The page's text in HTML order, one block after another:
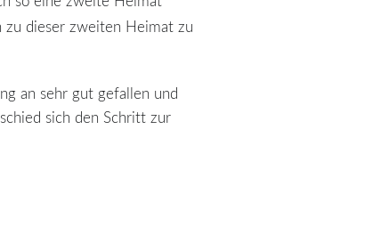
zu dieser zweiten Heimat zu
an sehr gut gefallen und
sich den Schritt zur